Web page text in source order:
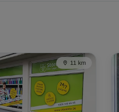
11 km